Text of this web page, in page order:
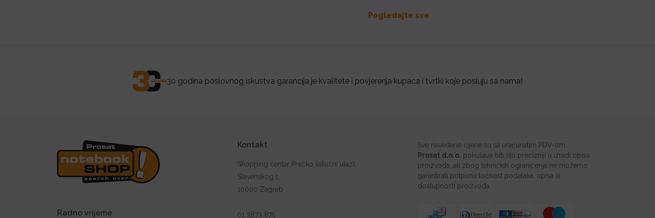
Pogledajte sve
30 godina poslovnog iskustva garancija je kvalitete i povjerenja kupaca i tvrtki koje posluju sa nama!
Radno vrijeme
Kontakt
Shopping centar Prečko (istočni ulaz),
Slavenskog 1,
10000 Zagreb
01 3873 875
Sve navedene cijene su sa uračunatim PDV-om.
Prosat d.o.o. pokušava biti što precizniji u izradi opisa
proizvoda, ali zbog tehničkih ograničenja ne možemo
garantirati potpunu točnost podataka, opisa ili
dostupnosti proizvoda.